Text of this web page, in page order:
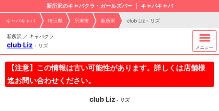
新所沢のキャバクラ・ガールズバー キャバキャバ
キャバキャバ 埼玉県 所沢市 新所沢 club Liz - リズ
新所沢 ／ キャバクラ
club Liz - リズ メニュー
【注意】この情報は古い可能性があります。詳しくは店舗様
迄お問い合わせください。
club Liz- リズ